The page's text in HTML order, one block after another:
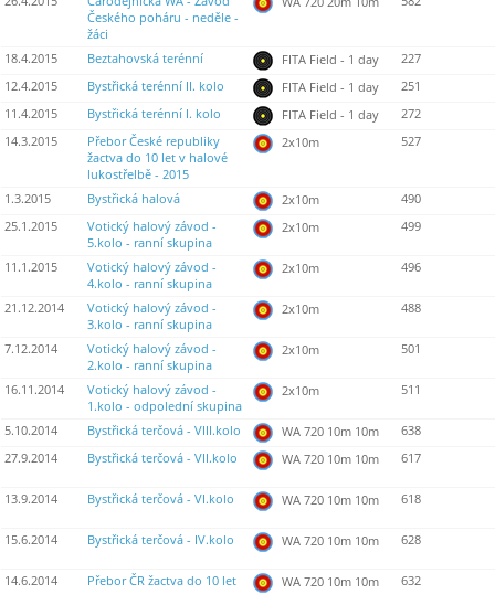
Českého poháru - neděle -
žáci
18.4.2015 Beztahovská terénní FITA Field - 1 day
227
12.4.2015
Bystřická terénní II. kolo FITA Field - 1 day
251
11.4.2015
Bystřická terénní I. kolo FITA Field - 1 day
272
14.3.2015
Přebor České republiky
žactva do 10 let v halové
lukostřelbě - 2015
2x10m 527
1.3.2015 Bystřická halová 2x10m
490
25.1.2015
Votický halový závod -
5.kolo - ranní skupina
2x10m 499
11.1.2015
Votický halový závod -
4.kolo - ranní skupina
2x10m 496
21.12.2014
Votický halový závod -
3.kolo - ranní skupina
2x10m 488
7.12.2014
Votický halový závod -
2.kolo - ranní skupina
2x10m 501
16.11.2014
Votický halový závod -
1.kolo - odpolední skupina
2x10m 511
5.10.2014 Bystřická terčová - VIII.kolo WA 720 10m 10m
638
27.9.2014
Bystřická terčová - VII.kolo WA 720 10m 10m 617
13.9.2014 Bystřická terčová - VI.kolo WA 720 10m 10m 618
15.6.2014 Bystřická terčová - IV.kolo WA 720 10m 10m 628
14.6.2014 Přebor ČR žactva do 10 let WA 720 10m 10m 632